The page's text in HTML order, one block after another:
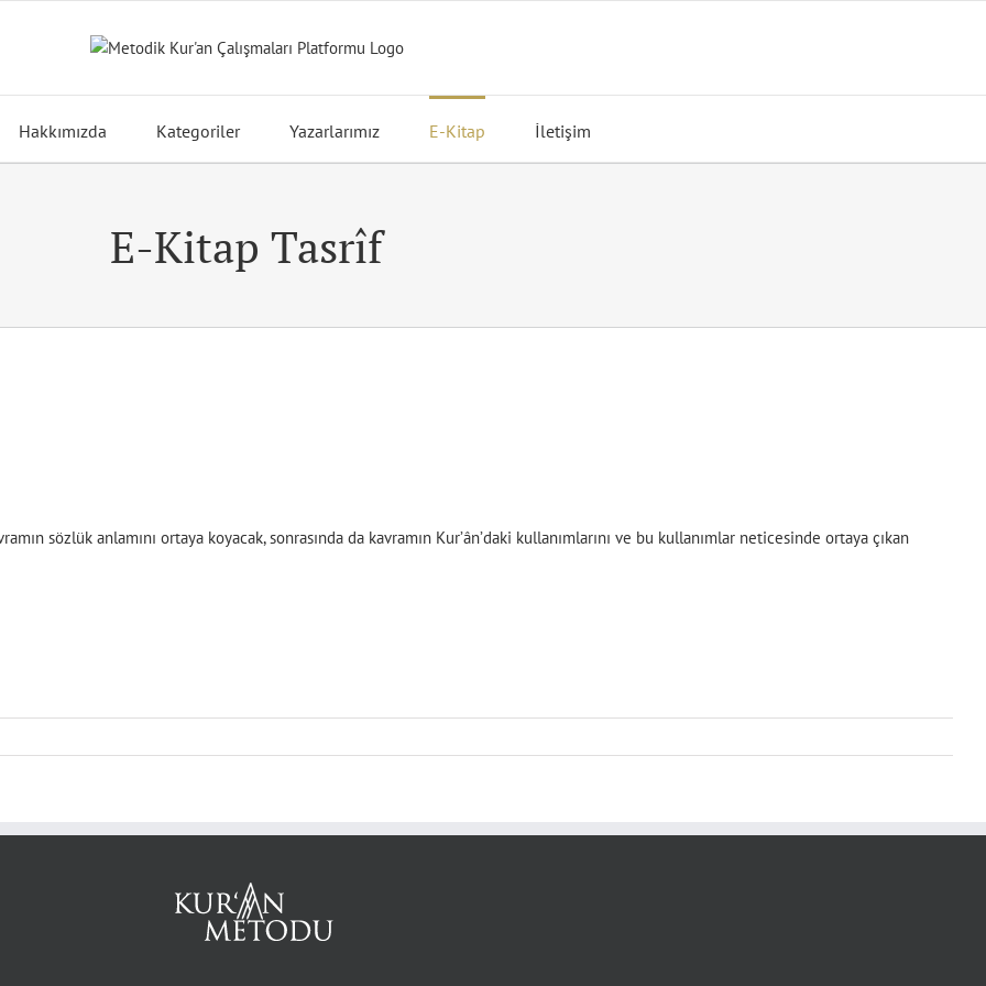
Hakkımızda Kategoriler Yazarlarımız E-Kitap İletişim
E-Kitap Tasrîf
sözlük anlamını ortaya koyacak, sonrasında da kavramın Kur’ân’daki kullanımlarını ve bu kullanımlar neticesinde ortaya çıkan